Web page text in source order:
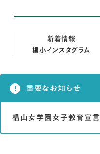
新着情報
椙小インスタグラム
重要なお知らせ
椙山女学園女子教育宣言